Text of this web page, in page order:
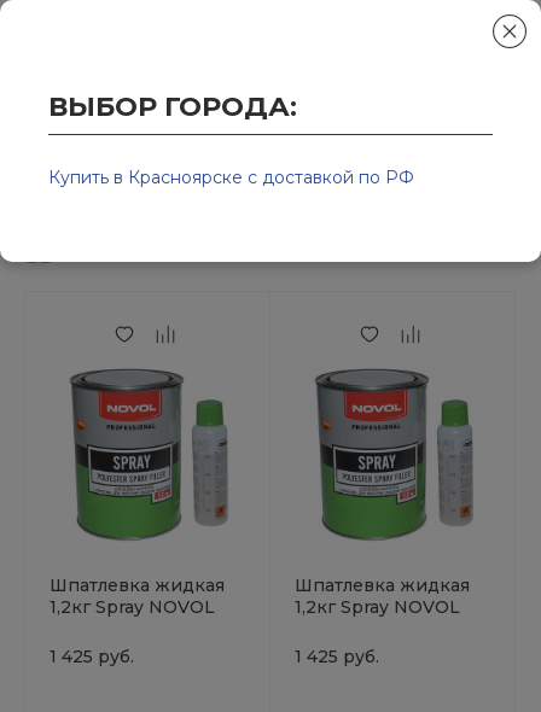
Колор-Авто - магазин лакокрасочной продукции и
Жидкие шпатлёвки
Шпатлевка жидкая
1,2кг Spray NOVOL
1 425 руб.
Шпатлевка жидкая
1,2кг Spray NOVOL
1 425 руб.
ВЫБОР ГОРОДА:
Купить в Красноярске с доставкой по РФ